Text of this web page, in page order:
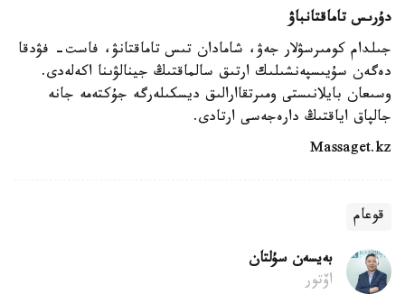
دۇرىس تاماقتانباۋ
جىلدام كومىرسۋلار جەۋ، شامادان تىس تاماقتانۋ، فاست- فۋدقا
دەگەن سۇيىسپەنشىلىك ارتىق سالماقتىڭ جينالۋىنا اكەلەدى.
وسىعان بايلانىستى ومىرتقاارالىق ديسكىلەرگە جۇكتەمە جانە
جالپاق اياقتىڭ دارەجەسى ارتادى.
Massaget.kz
قوعام
بەيسەن سۇلتان
اۆتور